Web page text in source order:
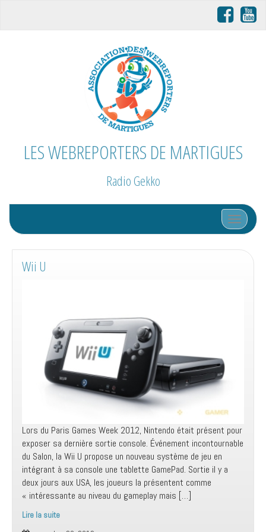
LES WEBREPORTERS DE MARTIGUES
Radio Gekko
Afficher/
Wii U
Lors du Paris Games Week 2012, Nintendo était présent pour
exposer sa dernière sortie console. Événement incontournable
du Salon, la Wii U propose un nouveau système de jeu en
intégrant à sa console une tablette GamePad. Sortie il y a
deux jours aux USA, les joueurs la présentent comme
« intéressante au niveau du gameplay mais […]
Lire la suite
Wii